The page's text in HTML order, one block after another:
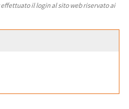
il login al sito web riservato ai